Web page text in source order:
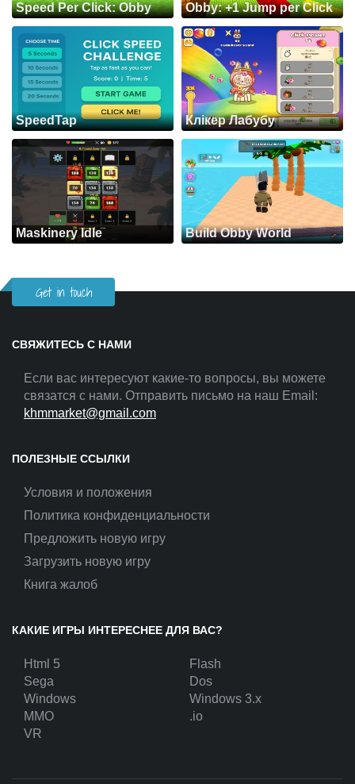
Speed Per Click: Obby Obby: +1 Jump per Click
SpeedTap Клікер Лабубу
Maskinery Idle Build Obby World
Get in touch
СВЯЖИТЕСЬ С НАМИ
Если вас интересуют какие-то вопросы, вы можете
связатся с нами. Отправить письмо на наш Email:
khmmarket@gmail.com
ПОЛЕЗНЫЕ ССЫЛКИ
Условия и положения
Политика конфиденциальности
Предложить новую игру
Загрузить новую игру
Книга жалоб
КАКИЕ ИГРЫ ИНТЕРЕСНЕЕ ДЛЯ ВАС?
Html 5
Flash
Sega
Dos
Windows
Windows 3.x
MMO
.io
VR